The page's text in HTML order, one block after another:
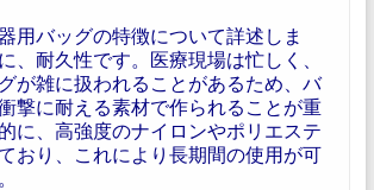
用バッグの特徴について詳述しま
、耐久性です。医療現場は忙しく、
が雑に扱われることがあるため、バ
撃に耐える素材で作られることが重
に、高強度のナイロンやポリエステ
おり、これにより長期間の使用が可